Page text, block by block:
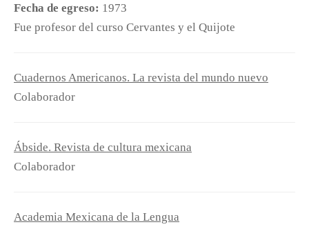
Fecha de egreso: 1973
Fue profesor del curso Cervantes y el Quijote
Cuadernos Americanos. La revista del mundo nuevo
Colaborador
Ábside. Revista de cultura mexicana
Colaborador
Academia Mexicana de la Lengua